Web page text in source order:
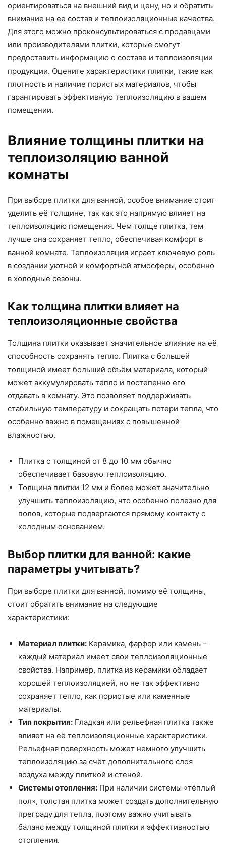
ориентироваться на внешний вид и цену, но и обратить
внимание на ее состав и теплоизоляционные качества.
Для этого можно проконсультироваться с продавцами
или производителями плитки, которые смогут
предоставить информацию о составе и теплоизоляции
продукции. Оцените характеристики плитки, такие как
плотность и наличие пористых материалов, чтобы
гарантировать эффективную теплоизоляцию в вашем
помещении.
Влияние толщины плитки на
теплоизоляцию ванной
комнаты
При выборе плитки для ванной, особое внимание стоит
уделить её толщине, так как это напрямую влияет на
теплоизоляцию помещения. Чем толще плитка, тем
лучше она сохраняет тепло, обеспечивая комфорт в
ванной комнате. Теплоизоляция играет ключевую роль
в создании уютной и комфортной атмосферы, особенно
в холодные сезоны.
Как толщина плитки влияет на
теплоизоляционные свойства
Толщина плитки оказывает значительное влияние на её
способность сохранять тепло. Плитка с большей
толщиной имеет больший объём материала, который
может аккумулировать тепло и постепенно его
отдавать в комнату. Это позволяет поддерживать
стабильную температуру и сокращать потери тепла, что
особенно важно в помещениях с повышенной
влажностью.
Плитка с толщиной от 8 до 10 мм обычно
обеспечивает базовую теплоизоляцию.
Толщина плитки 12 мм и более может значительно
улучшить теплоизоляцию, что особенно полезно для
полов, которые подвергаются прямому контакту с
холодным основанием.
Выбор плитки для ванной: какие
параметры учитывать?
При выборе плитки для ванной, помимо её толщины,
стоит обратить внимание на следующие
характеристики:
Материал плитки: Керамика, фарфор или камень –
каждый материал имеет свои теплоизоляционные
свойства. Например, плитка из керамики обладает
хорошей теплоизоляцией, но не так эффективно
сохраняет тепло, как пористые или каменные
материалы.
Тип покрытия: Гладкая или рельефная плитка также
влияет на её теплоизоляционные характеристики.
Рельефная поверхность может немного улучшить
теплоизоляцию за счёт дополнительного слоя
воздуха между плиткой и стеной.
Системы отопления: При наличии системы «тёплый
пол», толстая плитка может создать дополнительную
преграду для тепла, поэтому важно учитывать
баланс между толщиной плитки и эффективностью
отопления.